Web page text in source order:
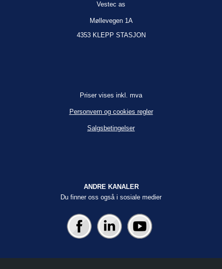
Vestec as
Møllevegen 1A
4353 KLEPP STASJON
Priser vises inkl. mva
Personvern og cookies regler
Salgsbetingelser
ANDRE KANALER
Du finner oss også i sosiale medier